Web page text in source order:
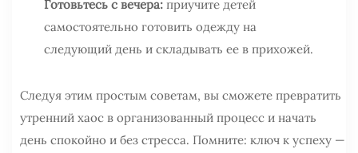
Готовьтесь с вечера: приучите детей
самостоятельно готовить одежду на
следующий день и складывать ее в прихожей.
Следуя этим простым советам, вы сможете превратить
утренний хаос в организованный процесс и начать
день спокойно и без стресса. Помните: ключ к успеху —